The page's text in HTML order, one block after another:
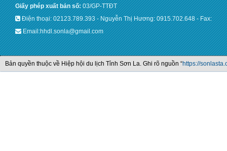
Giấy phép xuất bản số:03/GP-TTĐT
Điện thoại: 02123.789.393 - Nguyễn Thị Hương: 0915.702.648 - Fax:
Email:hhdl.sonla@gmail.com
Bản quyền thuộc về Hiệp hội du lịch Tỉnh Sơn La. Ghi rõ nguồn “https://